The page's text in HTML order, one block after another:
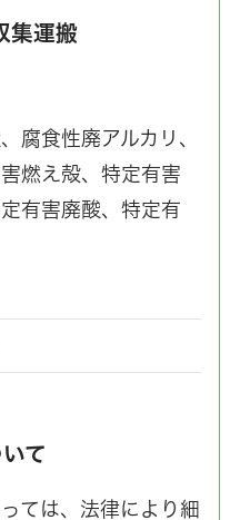
集運搬
腐食性廃アルカリ、
燃え殻、特定有害
有害廃酸、特定有
て
ては、法律により細